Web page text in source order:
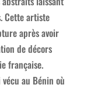
Cette artiste
après avoir
de décors
française.
au Bénin où